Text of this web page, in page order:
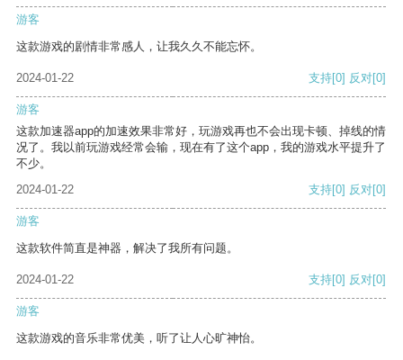
游客
这款游戏的剧情非常感人，让我久久不能忘怀。
2024-01-22 支持[0] 反对[0]
游客
这款加速器app的加速效果非常好，玩游戏再也不会出现卡顿、掉线的情
况了。我以前玩游戏经常会输，现在有了这个app，我的游戏水平提升了
不少。
2024-01-22
支持[0] 反对[0]
游客
这款软件简直是神器，解决了我所有问题。
2024-01-22 支持[0] 反对[0]
游客
这款游戏的音乐非常优美，听了让人心旷神怡。